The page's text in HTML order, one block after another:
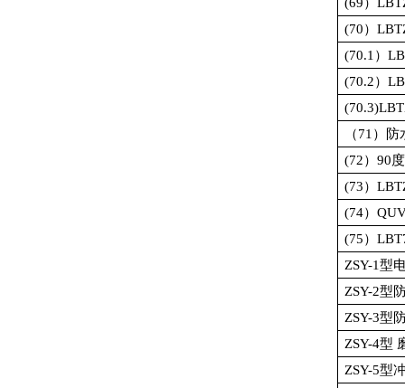
(70）
(70.1 ）
(70.2）
（71 ）防
(72） 90
(73）
(74）
(75）
ZSY-1型
ZSY-2型
ZSY-3型
ZSY-4型
ZSY-5型